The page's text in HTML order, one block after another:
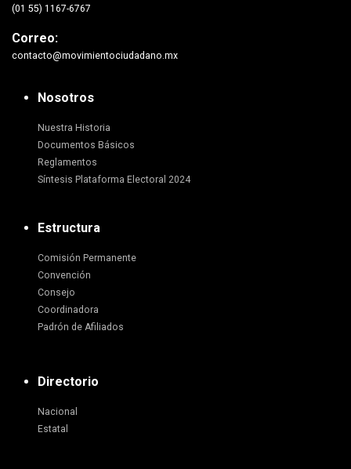
(01 55) 1167-6767
Correo:
contacto@movimientociudadano.mx
Nosotros
Nuestra Historia
Documentos Básicos
Reglamentos
Síntesis Plataforma Electoral 2024
Estructura
Comisión Permanente
Convención
Consejo
Coordinadora
Padrón de Afiliados
Directorio
Nacional
Estatal